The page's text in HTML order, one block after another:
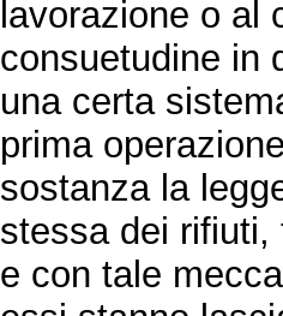
lavorazione o al
consuetudine in
una certa
prima
sostanza la
stessa dei rifiuti,
e con tale